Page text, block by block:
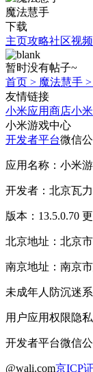
魔法慧手
下载
主页攻略社区视频
暂时没有帖子~
首页 > 魔法慧手 >
友情链接
小米应用商店小
小米游戏中心
开发者平台微信
应用名称：小米
开发者：北京瓦
版本：13.5.0.70
北京地址：北京
南京地址：南京
未成年人防沉迷
用户应用权限隐
开发者平台微信
@wali.com京ICP